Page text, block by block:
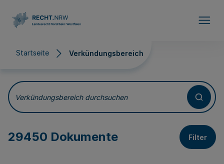
Startseite Verkündungsbereich
Verkündungsbereich
Verkündungsbereich durchsuchen
29450 Dokumente Filter